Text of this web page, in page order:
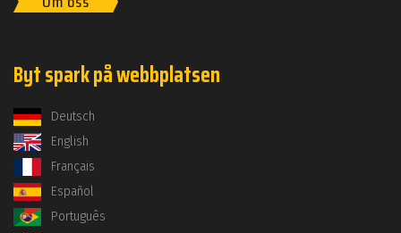
Byt spark på webbplatsen
Deutsch
English
Français
Español
Português